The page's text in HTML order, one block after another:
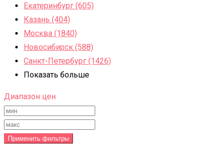
Екатеринбург (605)
Казань (404)
Москва (1840)
Новосибирск (588)
Санкт-Петербург (1426)
Показать больше
Диапазон цен
Применить фильтры